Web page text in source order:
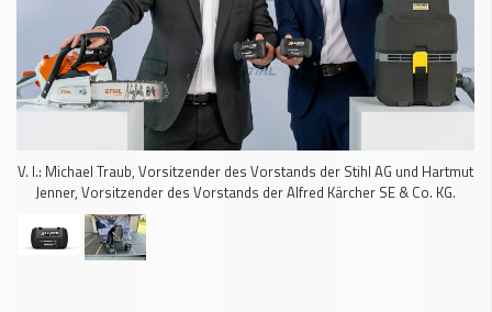
V. l.: Michael Traub, Vorsitzender des Vorstands der Stihl AG und Hartmut
Jenner, Vorsitzender des Vorstands der Alfred Kärcher SE & Co. KG.